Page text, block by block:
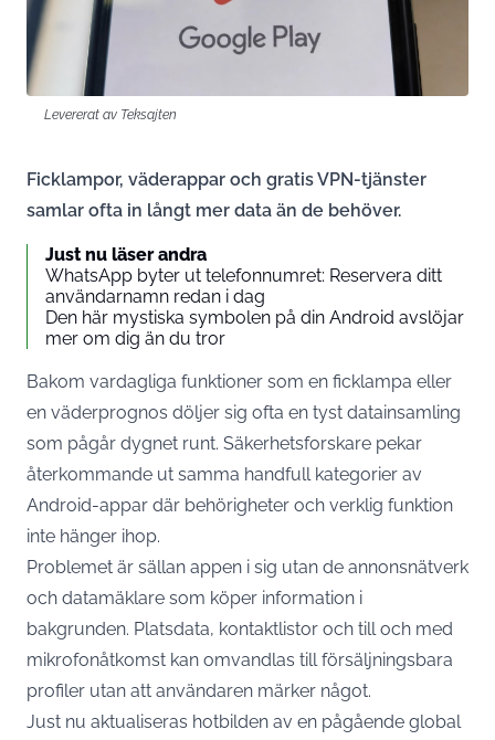
Levererat av Teksajten
Ficklampor, väderappar och gratis VPN-tjänster
samlar ofta in långt mer data än de behöver.
Just nu läser andra
WhatsApp byter ut telefonnumret: Reservera ditt
användarnamn redan i dag
Den här mystiska symbolen på din Android avslöjar
mer om dig än du tror
Bakom vardagliga funktioner som en ficklampa eller
en väderprognos döljer sig ofta en tyst datainsamling
som pågår dygnet runt. Säkerhetsforskare pekar
återkommande ut samma handfull kategorier av
Android-appar där behörigheter och verklig funktion
inte hänger ihop.
Problemet är sällan appen i sig utan de annonsnätverk
och datamäklare som köper information i
bakgrunden. Platsdata, kontaktlistor och till och med
mikrofon­åtkomst kan omvandlas till försäljningsbara
profiler utan att användaren märker något.
Just nu aktualiseras hotbilden av en pågående global